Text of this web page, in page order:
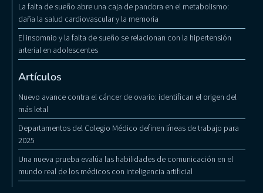
La falta de sueño abre una caja de pandora en el metabolismo:
daña la salud cardiovascular y la memoria
El insomnio y la falta de sueño se relacionan con la hipertensión
arterial en adolescentes
Artículos
Nuevo avance contra el cáncer de ovario: identifican el origen del
más letal
Departamentos del Colegio Médico definen líneas de trabajo para
2025
Una nueva prueba evalúa las habilidades de comunicación en el
mundo real de los médicos con inteligencia artificial